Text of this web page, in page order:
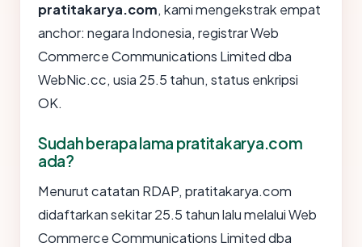
pratitakarya.com, kami mengekstrak empat
anchor: negara Indonesia, registrar Web
Commerce Communications Limited dba
WebNic.cc, usia 25.5 tahun, status enkripsi
OK.
Sudah berapa lama pratitakarya.com
ada?
Menurut catatan RDAP, pratitakarya.com
didaftarkan sekitar 25.5 tahun lalu melalui Web
Commerce Communications Limited dba